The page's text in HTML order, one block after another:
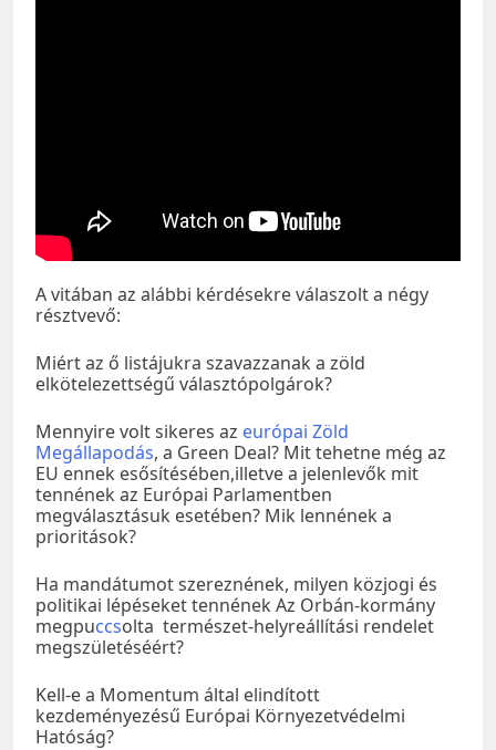
A vitában az alábbi kérdésekre válaszolt a négy
résztvevő:
Miért az ő listájukra szavazzanak a zöld
elkötelezettségű választópolgárok?
Mennyire volt sikeres az európai Zöld
Megállapodás, a Green Deal? Mit tehetne még az
EU ennek esősítésében,illetve a jelenlevők mit
tennének az Európai Parlamentben
megválasztásuk esetében? Mik lennének a
prioritások?
Ha mandátumot szereznének, milyen közjogi és
politikai lépéseket tennének Az Orbán-kormány
megpuccsolta természet-helyreállítási rendelet
megszületéséért?
Kell-e a Momentum által elindított
kezdeményezésű Európai Környezetvédelmi
Hatóság?